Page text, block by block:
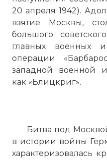
20 апреля 1942).
взятие Москвы,
большого
главных военных
операции
западной военной
как «Блицкриг».
Битва под
в истории войны
характеризовалась